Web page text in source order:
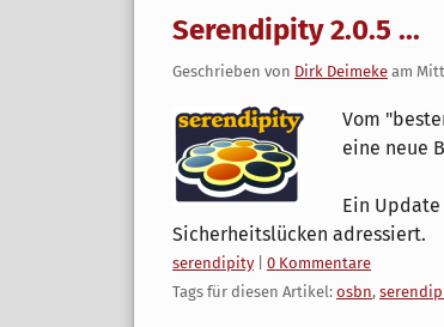
Serendipity 2.0.5 ...
Geschrieben von Dirk Deimeke am
Vom
eine neue
Ein
Sicherheitslücken adressiert.
Kategorien:
serendipity| 0 Kommentare
Tags für diesen Artikel: osbn,